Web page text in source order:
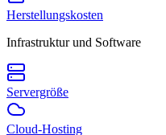
Herstellungskosten
Infrastruktur und Software
Servergröße
Cloud-Hosting